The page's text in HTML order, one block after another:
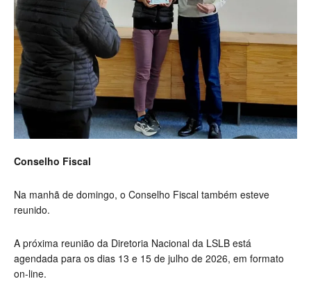
Conselho Fiscal
Na manhã de domingo, o Conselho Fiscal também esteve
reunido.
A próxima reunião da Diretoria Nacional da LSLB está
agendada para os dias 13 e 15 de julho de 2026, em formato
on-line.